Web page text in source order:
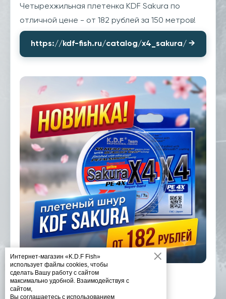
Интернет-магазин «K.D.F Fish»
использует файлы cookies, чтобы
сделать Вашу работу с сайтом
максимально удобной. Взаимодействуя с
сайтом,
Вы соглашаетесь с использованием
Четырехжильная плетенка KDF Sakura по
отличной цене - от 182 рублей за 150 метров!
https://kdf-fish.ru/catalog/x4_sakura/ →